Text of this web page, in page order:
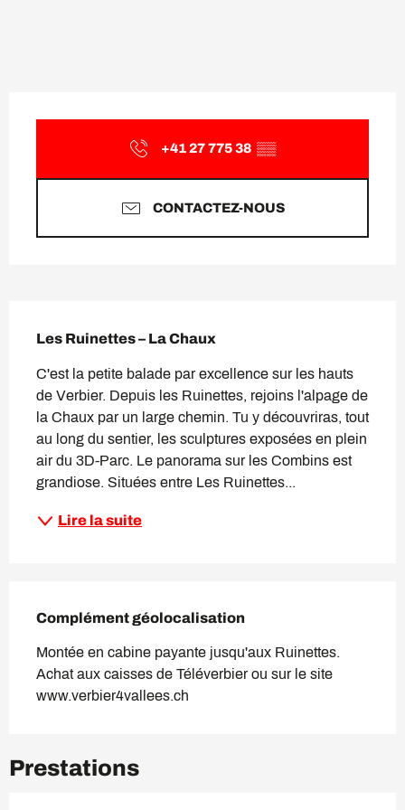
+41 27 775 38 ▒▒
CONTACTEZ-NOUS
Les Ruinettes – La Chaux
C'est la petite balade par excellence sur les hauts
de Verbier. Depuis les Ruinettes, rejoins l'alpage de
la Chaux par un large chemin. Tu y découvriras, tout
au long du sentier, les sculptures exposées en plein
air du 3D-Parc. Le panorama sur les Combins est
grandiose. Situées entre Les Ruinettes...
Lire la suite
Complément géolocalisation
Complément géolocalisation
Montée en cabine payante jusqu'aux Ruinettes.
Achat aux caisses de Téléverbier ou sur le site
www.verbier4vallees.ch
Prestations